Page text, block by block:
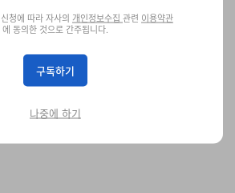
울 컬렉션 룩북 공개
청에 따라 자사의 개인정보수집 관련 이용약관
에 동의한 것으로 간주됩니다.
구독하기
나중에 하기